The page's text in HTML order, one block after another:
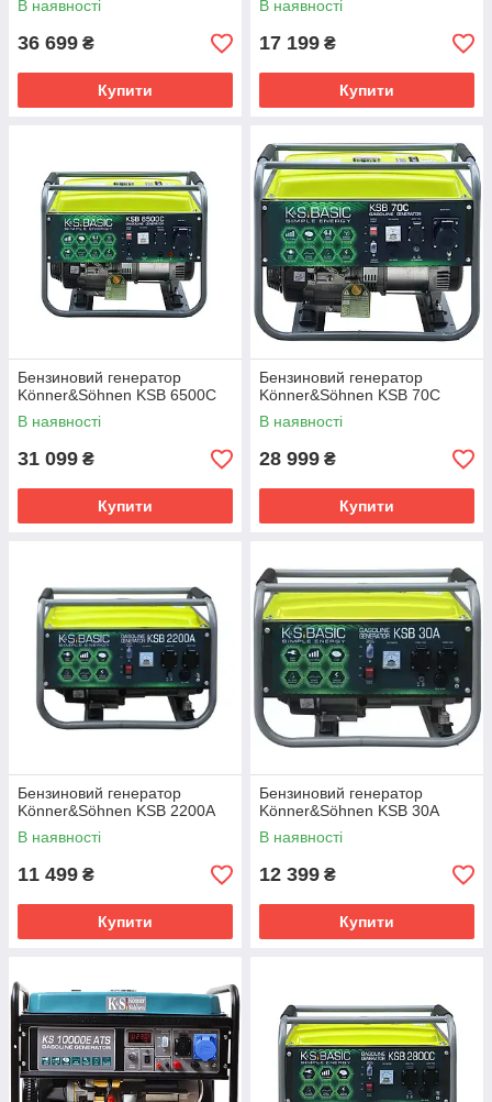
В наявності
36 699 ₴
Купити
В наявності
17 199 ₴
Купити
Бензиновий генератор
Könner&Söhnen KSB 6500С
В наявності
31 099 ₴
Купити
Бензиновий генератор
Könner&Söhnen KSB 70C
В наявності
28 999 ₴
Купити
Бензиновий генератор
Könner&Söhnen KSB 2200А
В наявності
11 499 ₴
Купити
Бензиновий генератор
Könner&Söhnen KSB 30A
В наявності
12 399 ₴
Купити